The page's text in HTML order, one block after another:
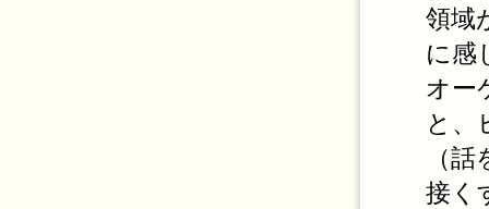
領域
に感
オー
と、
（
接く